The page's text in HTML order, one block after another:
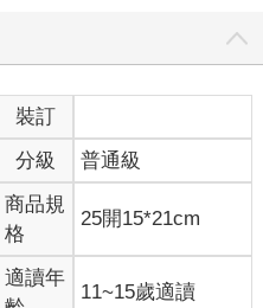
裝訂
分級 普通級
商品規
格
25開15*21cm
適讀年
11~15歲適讀